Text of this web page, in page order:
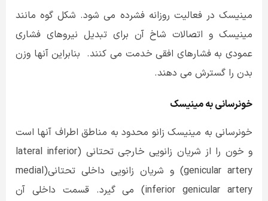
مینیسک در فعالیت روزانه فشرده می شود. شکل گوه مانند
مینیسک و اتصالات شاخ آن برای تبدیل نیروهای فشاری
عمودی به فشارهای افقی خدمت می کنند. بنابراین آنها وزن
بدن را گسترش می دهند.
خونرسانی به مینیسک
خونرسانی به مینیسک زانو محدود به مناطق اطراف آنها است
و خون را از شریان زانویی خارجی تحتانی (lateral inferior
genicular artery) و شریان زانویی داخلی تحتانی(medial
inferior genicular artery) می گیرد. قسمت داخلی آن